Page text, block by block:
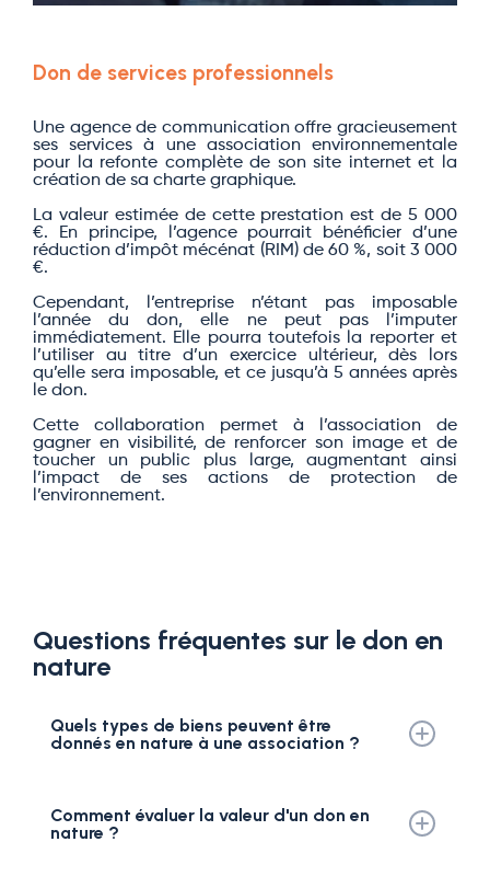
Don de services professionnels
Une agence de communication offre gracieusement
ses services à une association environnementale
pour la refonte complète de son site internet et la
création de sa charte graphique.
La valeur estimée de cette prestation est de 5 000
€. En principe, l’agence pourrait bénéficier d’une
réduction d’impôt mécénat (RIM) de 60 %, soit 3 000
€.
Cependant, l’entreprise n’étant pas imposable
l’année du don, elle ne peut pas l’imputer
immédiatement. Elle pourra toutefois la reporter et
l’utiliser au titre d’un exercice ultérieur, dès lors
qu’elle sera imposable, et ce jusqu’à 5 années après
le don.
Cette collaboration permet à l’association de
gagner en visibilité, de renforcer son image et de
toucher un public plus large, augmentant ainsi
l’impact de ses actions de protection de
l’environnement.
Questions fréquentes sur le don en
nature
Quels types de biens peuvent être
donnés en nature à une association ?
dont elle est propriétaire (bureaux, immeubles, terrains)
ou encore prestations de services à titre gratuit.
Comment évaluer la valeur d'un don en
nature ?